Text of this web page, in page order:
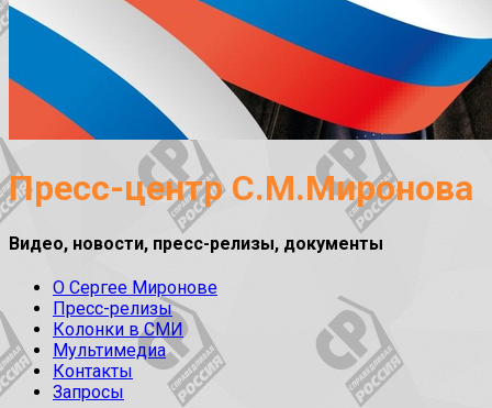
Пресс-центр С.М.Миронова
Видео, новости, пресс-релизы, документы
О Сергее Миронове
Пресс-релизы
Колонки в СМИ
Мультимедиа
Контакты
Запросы